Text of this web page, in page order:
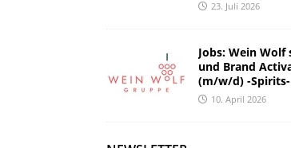
23. Juli 2026
Jobs: Wein Wolf
und Brand
(m/w/d) -Spirits-
10. April 2026